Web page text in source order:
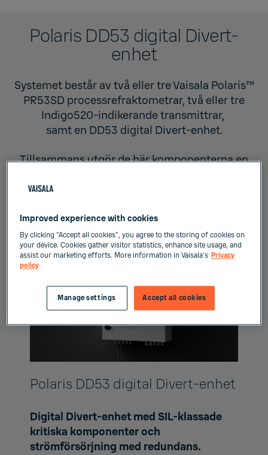
Polaris DD53 digital Divert-
enhet
Systemet består av två eller treVaisala Polaris™
PR53SD processrefraktometrar, två eller tre
Indigo520-indikerande transmittrar,
samt en DD53 digital Divert-enhet.
Tillsammans utgör de här komponenterna en
övervakning och kontroll av torrhalten i svartlut
Polaris DD53 digital Divert-enhet
Digital Divert-enhet med SIL-klassade
kritiska komponenter och
strömförsörjning med redundans.
Improved experience with cookies
By clicking “Accept all cookies”, you agree to the storing of cookies on
your device. Cookies gather visitor statistics, enhance site usage, and
assist our marketing efforts. More information in Vaisala's Privacy
policy
Accept all cookies
Manage settings